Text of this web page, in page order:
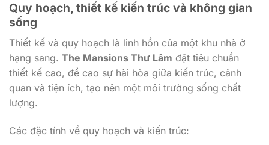
Quy hoạch, thiết kế kiến trúc và không gian
sống
Thiết kế và quy hoạch là linh hồn của một khu nhà ở
hạng sang. The Mansions Thư Lâm đặt tiêu chuẩn
thiết kế cao, đề cao sự hài hòa giữa kiến trúc, cảnh
quan và tiện ích, tạo nên một môi trường sống chất
lượng.
Các đặc tính về quy hoạch và kiến trúc: